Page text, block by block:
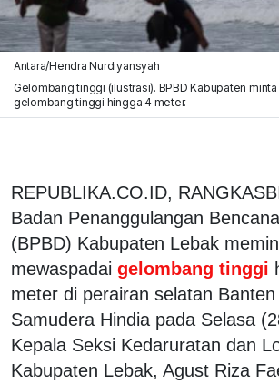
Antara/Hendra Nurdiyansyah
Gelombang tinggi (ilustrasi). BPBD Kabupaten
gelombang tinggi hingga 4 meter.
REPUBLIKA.CO.ID,
Badan Penanggulangan
(BPBD) Kabupaten Lebak
mewaspadai gelombang tinggi
meter di perairan selatan Banten
Samudera Hindia pada Selasa
Kepala Seksi Kedaruratan dan
Kabupaten Lebak, Agust Riza